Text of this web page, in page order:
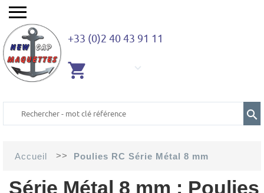
+33 (0)2 40 43 91 11
Accueil >> Poulies RC Série Métal 8 mm
Série Métal 8 mm : Poulies